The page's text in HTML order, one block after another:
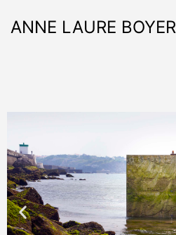
ANNE LAURE BOYER